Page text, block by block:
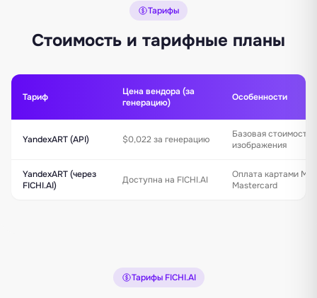
Тарифы
Стоимость и тарифные планы
Тариф
Цена вендора (за
генерацию)
Особенности
YandexART (API) $0,022 за генерацию
Базовая стоимость
изображения
YandexART (через
FICHI.AI)
Доступна на FICHI.AI
Оплата картами
Mastercard
Тарифы FICHI.AI